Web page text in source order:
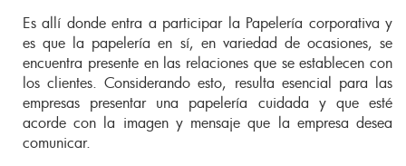
Es allí donde entra a participar la Papelería corporativa y
es que la papelería en sí, en variedad de ocasiones, se
encuentra presente en las relaciones que se establecen con
los clientes. Considerando esto, resulta esencial para las
empresas presentar una papelería cuidada y que esté
acorde con la imagen y mensaje que la empresa desea
comunicar.